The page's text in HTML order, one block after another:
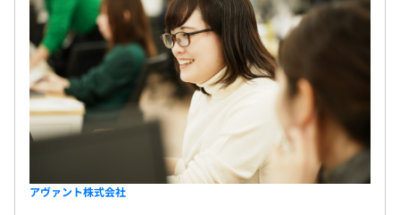
◆社内公募
「〇〇の部署で～のような仕事にチャレンジしてみたい人
を募集」というように社内公募を実施！
もちろんタイミングにもよりますが、これまでとは違った
業務にチャレンジしてキャリアチェンジに挑戦することも
できます。
無期雇用
3カ月（雇用条件は正式雇用時と同様）
アヴァント株式会社